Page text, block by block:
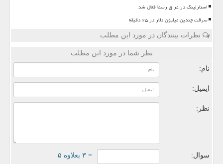
استارلینک در عراق رسما فعال شد
سرقت چندین میلیون دلار در ۲۵ دقیقه
نظرات بینندگان در مورد این مطلب
نظر شما در مورد این مطلب
نام:
ایمیل:
نظر:
سوال: = ۳ بعلاوه ۵